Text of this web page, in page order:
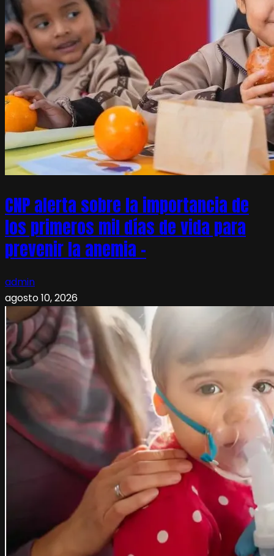
CNP alerta sobre la importancia de
los primeros mil días de vida para
prevenir la anemia –
admin
agosto 10, 2026